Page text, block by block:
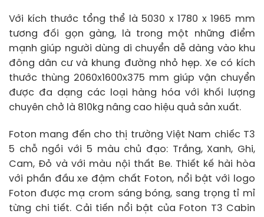
Với kích thước tổng thể là 5030 x 1780 x 1965 mm
tương đối gọn gàng, là trong một những điểm
mạnh giúp người dùng di chuyển dễ dàng vào khu
đông dân cư và khung đường nhỏ hẹp. Xe có kích
thước thùng 2060x1600x375 mm giúp vận chuyển
được đa dạng các loại hàng hóa với khối lượng
chuyên chở là 810kg nâng cao hiệu quả sản xuất.
Foton mang đến cho thị trường Việt Nam chiếc T3
5 chỗ ngồi với 5 màu chủ đạo: Trắng, Xanh, Ghi,
Cam, Đỏ và với màu nội thất Be. Thiết kế hài hòa
với phần đầu xe đậm chất Foton, nổi bật với logo
Foton được mạ crom sáng bóng, sang trọng tỉ mỉ
từng chi tiết. Cải tiến nổi bật của Foton T3 Cabin